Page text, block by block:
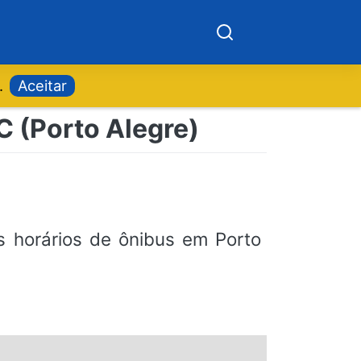
Aceitar
(Porto Alegre)
horários de ônibus em Porto